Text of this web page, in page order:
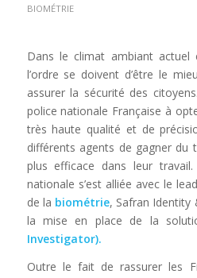
BIOMÉTRIE
Dans le climat ambiant actuel
l’ordre se doivent d’être le
assurer la sécurité des
police nationale Française à
très haute qualité et de
différents agents de gagner du
plus efficace dans leur
nationale s’est alliée avec le
de la biométrie, Safran Identity
la mise en place de la
Investigator).
Outre le fait de rassurer les